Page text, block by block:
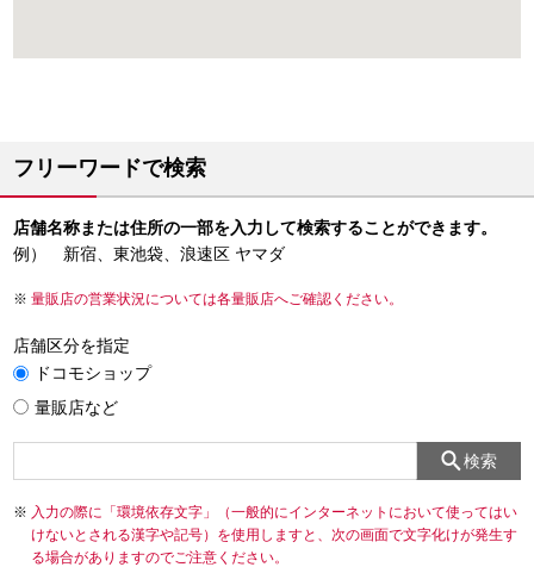
フリーワードで検索
店舗名称または住所の一部を入力して検索することができます。
例） 新宿、東池袋、浪速区 ヤマダ
量販店の営業状況については各量販店へご確認ください。
店舗区分を指定
ドコモショップ
量販店など
検索
入力の際に「環境依存文字」（一般的にインターネットにおいて使ってはい
けないとされる漢字や記号）を使用しますと、次の画面で文字化けが発生す
る場合がありますのでご注意ください。